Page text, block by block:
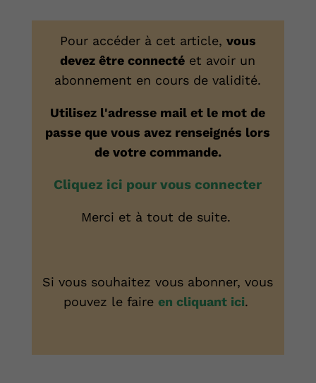
Pour accéder à cet article, vous
devez être connecté et avoir un
abonnement en cours de validité.
Utilisez l'adresse mail et le mot de
passe que vous avez renseignés lors
de votre commande.
Cliquez ici pour vous connecter
Merci et à tout de suite.
Si vous souhaitez vous abonner, vous
pouvez le faire en cliquant ici.